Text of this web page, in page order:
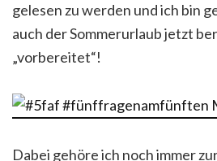
gelesen zu werden und ich bin
auch der Sommerurlaub jetzt
„vorbereitet“!
Dabei gehöre ich noch immer